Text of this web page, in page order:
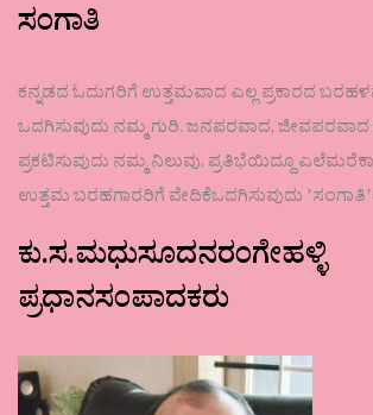
ಸಂಗಾತಿ
ಕನ್ನಡದ ಓದುಗರಿಗೆ ಉತ್ತಮವಾದ ಎಲ್ಲ ಪ್ರಕಾರದ
ಒದಗಿಸುವುದು ನಮ್ಮ ಗುರಿ. ಜನಪರವಾದ, ಜೀವಪರವಾದ
ಪ್ರಕಟಿಸುವುದು ನಮ್ಮ ನಿಲುವು. ಪ್ರತಿಭೆಯಿದ್ದೂ
ಉತ್ತಮ ಬರಹಗಾರರಿಗೆ ವೇದಿಕೆಒದಗಿಸುವುದು
ಕು.ಸ.ಮಧುಸೂದನರಂಗೇಹಳ್ಳಿ
ಪ್ರಧಾನಸಂಪಾದಕರು